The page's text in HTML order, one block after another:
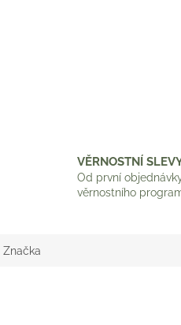
VĚRNOSTNÍ
Od první
věrnostního
Značka